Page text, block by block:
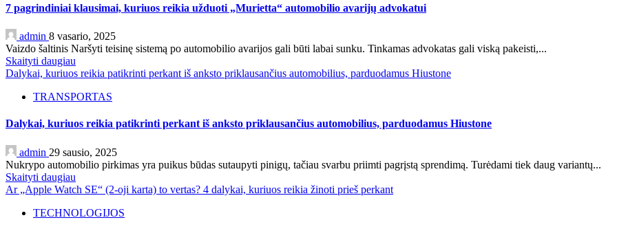
7 pagrindiniai klausimai, kuriuos reikia užduoti „Murietta“ automobilio avarijų advokatui
admin 8 vasario, 2025
Vaizdo šaltinis Naršyti teisinę sistemą po automobilio avarijos gali būti labai sunku. Tinkamas advokatas gali viską pakeisti,...
Skaityti daugiau
Dalykai, kuriuos reikia patikrinti perkant iš anksto priklausančius automobilius, parduodamus Hiustone
TRANSPORTAS
Dalykai, kuriuos reikia patikrinti perkant iš anksto priklausančius automobilius, parduodamus Hiustone
admin 29 sausio, 2025
Nukrypo automobilio pirkimas yra puikus būdas sutaupyti pinigų, tačiau svarbu priimti pagrįstą sprendimą. Turėdami tiek daug variantų...
Skaityti daugiau
Ar „Apple Watch SE“ (2-oji karta) to vertas? 4 dalykai, kuriuos reikia žinoti prieš perkant
TECHNOLOGIJOS